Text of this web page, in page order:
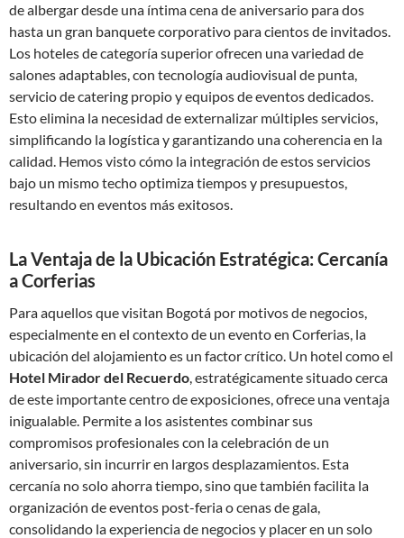
de albergar desde una íntima cena de aniversario para dos
hasta un gran banquete corporativo para cientos de invitados.
Los hoteles de categoría superior ofrecen una variedad de
salones adaptables, con tecnología audiovisual de punta,
servicio de catering propio y equipos de eventos dedicados.
Esto elimina la necesidad de externalizar múltiples servicios,
simplificando la logística y garantizando una coherencia en la
calidad. Hemos visto cómo la integración de estos servicios
bajo un mismo techo optimiza tiempos y presupuestos,
resultando en eventos más exitosos.
La Ventaja de la Ubicación Estratégica: Cercanía
a Corferias
Para aquellos que visitan Bogotá por motivos de negocios,
especialmente en el contexto de un evento en Corferias, la
ubicación del alojamiento es un factor crítico. Un hotel como el
Hotel Mirador del Recuerdo, estratégicamente situado cerca
de este importante centro de exposiciones, ofrece una ventaja
inigualable. Permite a los asistentes combinar sus
compromisos profesionales con la celebración de un
aniversario, sin incurrir en largos desplazamientos. Esta
cercanía no solo ahorra tiempo, sino que también facilita la
organización de eventos post-feria o cenas de gala,
consolidando la experiencia de negocios y placer en un solo